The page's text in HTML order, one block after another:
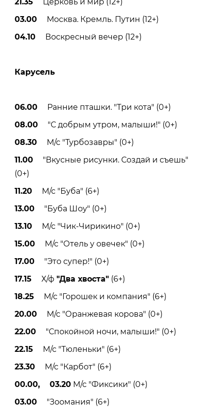
03.00 Москва. Кремль. Путин (12+)
04.10 Воскресный вечер (12+)
Карусель
06.00 Ранние пташки. "Три кота" (0+)
08.00 "С добрым утром, малыши!" (0+)
08.30 М/с "Турбозавры" (0+)
11.00 "Вкусные рисунки. Создай и съешь"
(0+)
11.20 М/с "Буба" (6+)
13.00 "Буба Шоу" (0+)
13.10 М/с "Чик-Чирикино" (0+)
15.00 М/с "Отель у овечек" (0+)
17.00 "Это супер!" (0+)
17.15 Х/ф "Два хвоста" (6+)
18.25 М/с "Горошек и компания" (6+)
20.00 М/с "Оранжевая корова" (0+)
22.00 "Спокойной ночи, малыши!" (0+)
22.15 М/с "Тюленьки" (6+)
23.30 М/с "Карбот" (6+)
00.00, 03.20 М/с "Фиксики" (0+)
03.00 "Зоомания" (6+)